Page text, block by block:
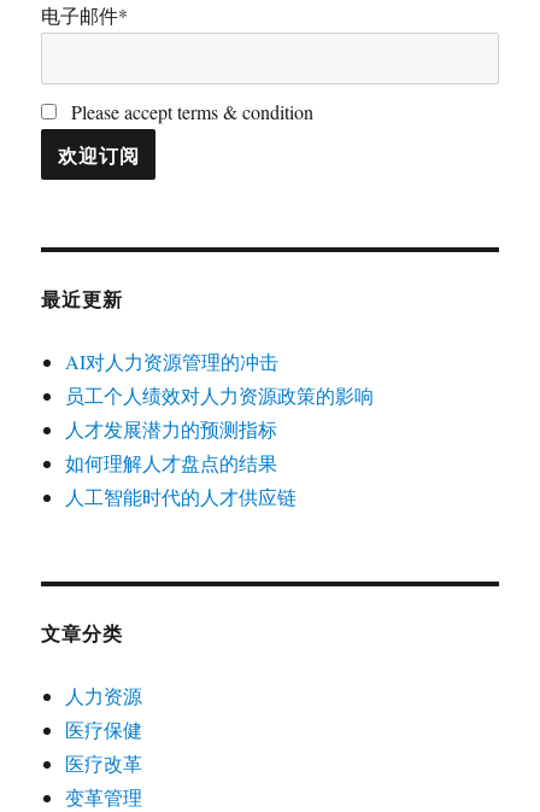
电子邮件*
Please accept terms & condition
最近更新
AI对人力资源管理的冲击
员工个人绩效对人力资源政策的影响
人才发展潜力的预测指标
如何理解人才盘点的结果
人工智能时代的人才供应链
文章分类
人力资源
医疗保健
医疗改革
变革管理